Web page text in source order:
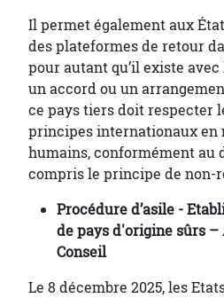
Il permet également aux
des plateformes de retour
pour autant qu’il existe avec
un accord ou un
ce pays tiers doit respecter
principes internationaux en
humains, conformément au
compris le principe de non-
Procédure d’asile -
de pays d'origine sûrs
Conseil
Le 8 décembre 2025, les